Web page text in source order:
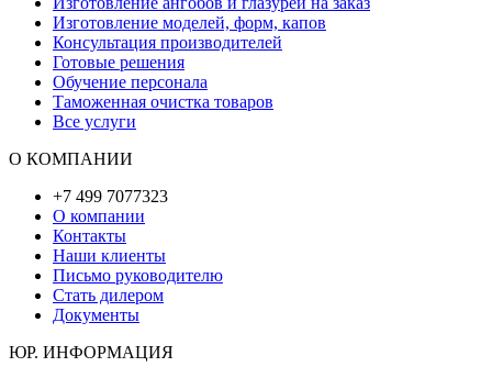
Изготовление моделей, форм, капов
Консультация производителей
Готовые решения
Обучение персонала
Таможенная очистка товаров
Все услуги
О КОМПАНИИ
+7 499 7077323
О компании
Контакты
Наши клиенты
Письмо руководителю
Стать дилером
Документы
ЮР. ИНФОРМАЦИЯ